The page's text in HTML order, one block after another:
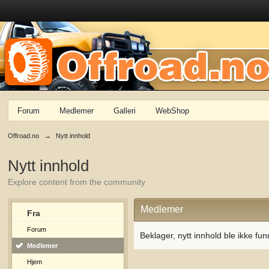
Forum Medlemer Galleri WebShop
Offroad.no → Nytt innhold
Nytt innhold
Explore content from the community
Fra
Forum
Medlemer
Hjem
Medlemer
Beklager, nytt innhold ble ikke